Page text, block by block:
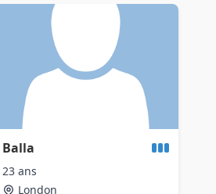
Balla
23 ans
London